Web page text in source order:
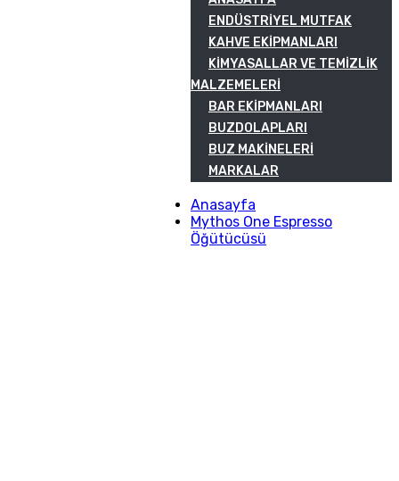
ENDÜSTRIYEL MUTFAK
KAHVE EKIPMANLARI
KIMYASALLAR VE TEMIZLIK
MALZEMELERI
BAR EKIPMANLARI
BUZDOLAPLARI
BUZ MAKINELERI
MARKALAR
Anasayfa
Mythos One Espresso
Öğütücüsü